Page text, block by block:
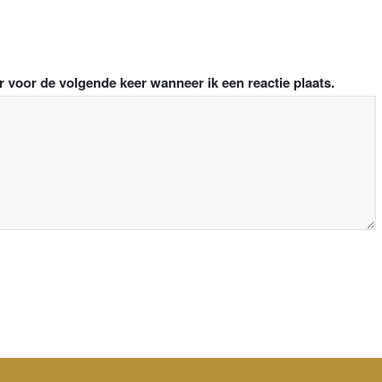
de volgende keer wanneer ik een reactie plaats.